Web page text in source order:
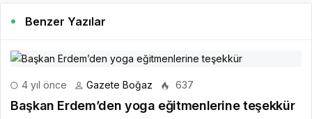
Benzer Yazılar
4 yıl önce Gazete Boğaz 637
Başkan Erdem’den yoga eğitmenlerine teşekkür